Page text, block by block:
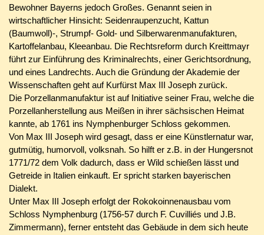
Bewohner Bayerns jedoch Großes. Genannt seien in
wirtschaftlicher Hinsicht: Seidenraupenzucht, Kattun
(Baumwoll)-, Strumpf- Gold- und Silberwarenmanufakturen,
Kartoffelanbau, Kleeanbau. Die Rechtsreform durch Kreittmayr
führt zur Einführung des Kriminalrechts, einer Gerichtsordnung,
und eines Landrechts. Auch die Gründung der Akademie der
Wissenschaften geht auf Kurfürst Max III Joseph zurück.
Die Porzellanmanufaktur ist auf Initiative seiner Frau, welche die
Porzellanherstellung aus Meißen in ihrer sächsischen Heimat
kannte, ab 1761 ins Nymphenburger Schloss gekommen.
Von Max III Joseph wird gesagt, dass er eine Künstlernatur war,
gutmütig, humorvoll, volksnah. So hilft er z.B. in der Hungersnot
1771/72 dem Volk dadurch, dass er Wild schießen lässt und
Getreide in Italien einkauft. Er spricht starken bayerischen
Dialekt.
Unter Max III Joseph erfolgt der Rokokoinnenausbau vom
Schloss Nymphenburg (1756-57 durch F. Cuvilliés und J.B.
Zimmermann), ferner entsteht das Gebäude in dem sich heute